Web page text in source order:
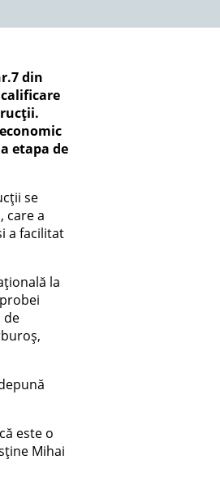
din
etapa de
se
care a
a facilitat
la
de
este o
Mihai